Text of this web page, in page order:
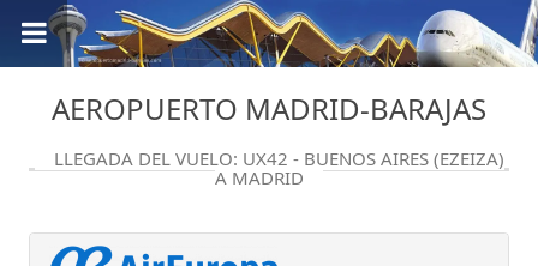
AEROPUERTO MADRID-BARAJAS
LLEGADA DEL VUELO: UX42 - BUENOS AIRES (EZEIZA)
A MADRID